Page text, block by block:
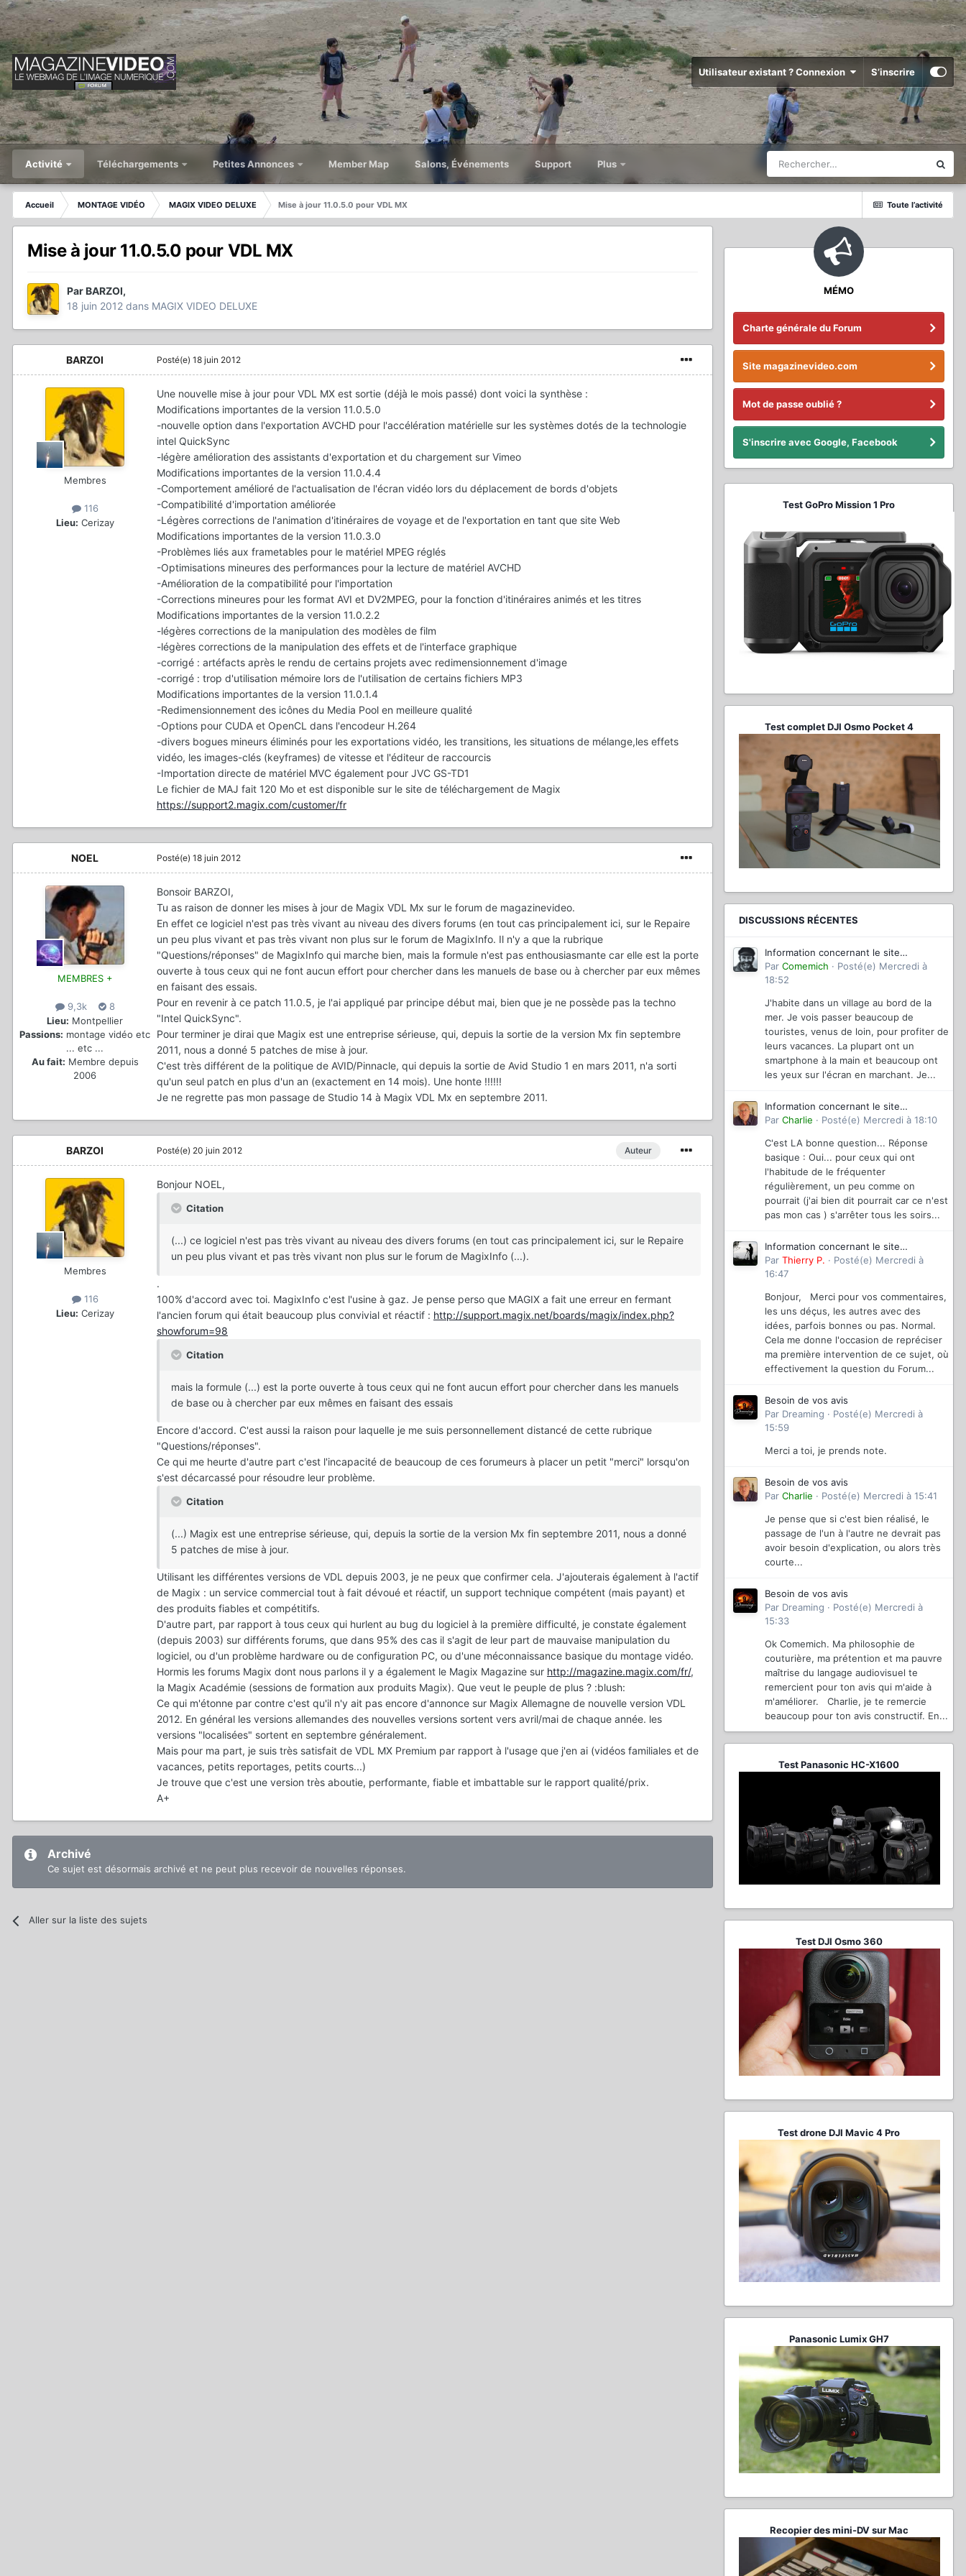
Utilisateur existant ? Connexion S’inscrire
Activité Téléchargements Petites Annonces Member Map Salons, Événements Support Plus
Toute l’activité
Accueil MONTAGE VIDÉO MAGIX VIDEO DELUXE Mise à jour 11.0.5.0 pour VDL MX
Mise à jour 11.0.5.0 pour VDL MX
ParBARZOI,
18 juin 2012 dans MAGIX VIDEO DELUXE
BARZOI
Membres
116
Lieu: Cerizay
Posté(e) 18 juin 2012
Une nouvelle mise à jour pour VDL MX est sortie (déjà le mois passé) dont voici la synthèse :
Modifications importantes de la version 11.0.5.0
-nouvelle option dans l'exportation AVCHD pour l'accélération matérielle sur les systèmes dotés de la technologie
intel QuickSync
-légère amélioration des assistants d'exportation et du chargement sur Vimeo
Modifications importantes de la version 11.0.4.4
-Comportement amélioré de l'actualisation de l'écran vidéo lors du déplacement de bords d'objets
-Compatibilité d'importation améliorée
-Légères corrections de l'animation d'itinéraires de voyage et de l'exportation en tant que site Web
Modifications importantes de la version 11.0.3.0
-Problèmes liés aux frametables pour le matériel MPEG réglés
-Optimisations mineures des performances pour la lecture de matériel AVCHD
-Amélioration de la compatibilité pour l'importation
-Corrections mineures pour les format AVI et DV2MPEG, pour la fonction d'itinéraires animés et les titres
Modifications importantes de la version 11.0.2.2
-légères corrections de la manipulation des modèles de film
-légères corrections de la manipulation des effets et de l'interface graphique
-corrigé : artéfacts après le rendu de certains projets avec redimensionnement d'image
-corrigé : trop d'utilisation mémoire lors de l'utilisation de certains fichiers MP3
Modifications importantes de la version 11.0.1.4
-Redimensionnement des icônes du Media Pool en meilleure qualité
-Options pour CUDA et OpenCL dans l'encodeur H.264
-divers bogues mineurs éliminés pour les exportations vidéo, les transitions, les situations de mélange,les effets
vidéo, les images-clés (keyframes) de vitesse et l'éditeur de raccourcis
-Importation directe de matériel MVC également pour JVC GS-TD1
Le fichier de MAJ fait 120 Mo et est disponible sur le site de téléchargement de Magix
https://support2.magix.com/customer/fr
NOEL
MEMBRES +
9,3k
8
Lieu: Montpellier
Passions: montage vidéo etc
... etc ...
Au fait: Membre depuis
2006
Posté(e) 18 juin 2012
Bonsoir BARZOI,
Tu as raison de donner les mises à jour de Magix VDL Mx sur le forum de magazinevideo.
En effet ce logiciel n'est pas très vivant au niveau des divers forums (en tout cas principalement ici, sur le Repaire
un peu plus vivant et pas très vivant non plus sur le forum de MagixInfo. Il n'y a que la rubrique
"Questions/réponses" de MagixInfo qui marche bien, mais la formule n'est pas enthousiasmante car elle est la porte
ouverte à tous ceux qui ne font aucun effort pour chercher dans les manuels de base ou à chercher par eux mêmes
en faisant des essais.
Pour en revenir à ce patch 11.0.5, je l'ai appliqué par principe début mai, bien que je ne possède pas la techno
"Intel QuickSync".
Pour terminer je dirai que Magix est une entreprise sérieuse, qui, depuis la sortie de la version Mx fin septembre
2011, nous a donné 5 patches de mise à jour.
C'est très différent de la politique de AVID/Pinnacle, qui depuis la sortie de Avid Studio 1 en mars 2011, n'a sorti
qu'un seul patch en plus d'un an (exactement en 14 mois). Une honte !!!!!!
Je ne regrette pas mon passage de Studio 14 à Magix VDL Mx en septembre 2011.
BARZOI
Membres
116
Lieu: Cerizay
Auteur
Posté(e) 20 juin 2012
Bonjour NOEL,
Citation
(...) ce logiciel n'est pas très vivant au niveau des divers forums (en tout cas principalement ici, sur le Repaire
un peu plus vivant et pas très vivant non plus sur le forum de MagixInfo (...).
.
100% d'accord avec toi. MagixInfo c'est l'usine à gaz. Je pense perso que MAGIX a fait une erreur en fermant
l'ancien forum qui était beaucoup plus convivial et réactif : http://support.magix.net/boards/magix/index.php?
showforum=98
Citation
mais la formule (...) est la porte ouverte à tous ceux qui ne font aucun effort pour chercher dans les manuels
de base ou à chercher par eux mêmes en faisant des essais
Encore d'accord. C'est aussi la raison pour laquelle je me suis personnellement distancé de cette rubrique
"Questions/réponses".
Ce qui me heurte d'autre part c'est l'incapacité de beaucoup de ces forumeurs à placer un petit "merci" lorsqu'on
s'est décarcassé pour résoudre leur problème.
Citation
(...) Magix est une entreprise sérieuse, qui, depuis la sortie de la version Mx fin septembre 2011, nous a donné
5 patches de mise à jour.
Utilisant les différentes versions de VDL depuis 2003, je ne peux que confirmer cela. J'ajouterais également à l'actif
de Magix : un service commercial tout à fait dévoué et réactif, un support technique compétent (mais payant) et
des produits fiables et compétitifs.
D'autre part, par rapport à tous ceux qui hurlent au bug du logiciel à la première difficulté, je constate également
(depuis 2003) sur différents forums, que dans 95% des cas il s'agit de leur part de mauvaise manipulation du
logiciel, ou d'un problème hardware ou de configuration PC, ou d'une méconnaissance basique du montage vidéo.
Hormis les forums Magix dont nous parlons il y a également le Magix Magazine sur http://magazine.magix.com/fr/,
la Magix Académie (sessions de formation aux produits Magix). Que veut le peuple de plus ? :blush:
Ce qui m'étonne par contre c'est qu'il n'y ait pas encore d'annonce sur Magix Allemagne de nouvelle version VDL
2012. En général les versions allemandes des nouvelles versions sortent vers avril/mai de chaque année. les
versions "localisées" sortent en septembre généralement.
Mais pour ma part, je suis très satisfait de VDL MX Premium par rapport à l'usage que j'en ai (vidéos familiales et de
vacances, petits reportages, petits courts...)
Je trouve que c'est une version très aboutie, performante, fiable et imbattable sur le rapport qualité/prix.
A+
Archivé
Ce sujet est désormais archivé et ne peut plus recevoir de nouvelles réponses.
Aller sur la liste des sujets
MÉMO
Charte générale du Forum
Site magazinevideo.com
Mot de passe oublié ?
S'inscrire avec Google, Facebook
Test GoPro Mission 1 Pro
Test complet DJI Osmo Pocket 4
DISCUSSIONS RÉCENTES
Information concernant le site
magazinevideo
Par Comemich · Posté(e) Mercredi à
18:52
J'habite dans un village au bord de la
mer. Je vois passer beaucoup de
touristes, venus de loin, pour profiter de
leurs vacances. La plupart ont un
smartphone à la main et beaucoup ont
les yeux sur l'écran en marchant. Je...
Information concernant le site
magazinevideo
Par Charlie · Posté(e) Mercredi à 18:10
C'est LA bonne question... Réponse
basique : Oui... pour ceux qui ont
l'habitude de le fréquenter
régulièrement, un peu comme on
pourrait (j'ai bien dit pourrait car ce n'est
pas mon cas ) s'arrêter tous les soirs...
Information concernant le site
magazinevideo
Par Thierry P. · Posté(e) Mercredi à
16:47
Bonjour, Merci pour vos commentaires,
les uns déçus, les autres avec des
idées, parfois bonnes ou pas. Normal.
Cela me donne l'occasion de repréciser
ma première intervention de ce sujet, où
effectivement la question du Forum...
Besoin de vos avis
Par Dreaming · Posté(e) Mercredi à
15:59
Merci a toi, je prends note.
Besoin de vos avis
Par Charlie · Posté(e) Mercredi à 15:41
Je pense que si c'est bien réalisé, le
passage de l'un à l'autre ne devrait pas
avoir besoin d'explication, ou alors très
courte...
Besoin de vos avis
Par Dreaming · Posté(e) Mercredi à
15:33
Ok Comemich. Ma philosophie de
couturière, ma prétention et ma pauvre
maîtrise du langage audiovisuel te
remercient pour ton avis qui m'aide à
m'améliorer. Charlie, je te remercie
beaucoup pour ton avis constructif. En...
Test Panasonic HC-X1600
Test DJI Osmo 360
Test drone DJI Mavic 4 Pro
Panasonic Lumix GH7
Recopier des mini-DV sur Mac